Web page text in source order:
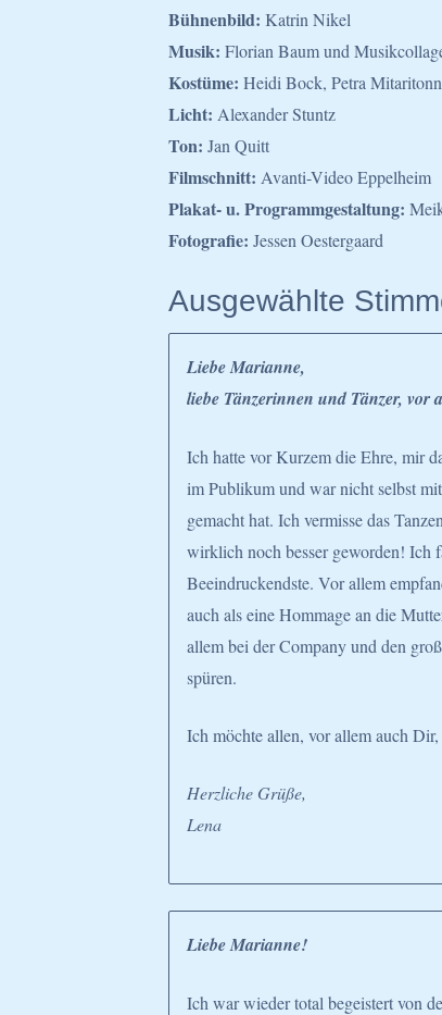
Bühnenbild: Katrin Nikel
Musik: Florian Baum und
Kostüme: Heidi Bock, Petra
Licht: Alexander Stuntz
Ton: Jan Quitt
Filmschnitt: Avanti-Video Eppelheim
Plakat- u. Programmgestaltung:
Fotografie: Jessen Oestergaard
Ausgewählte
Liebe Marianne,
liebe Tänzerinnen und Tänzer, vor
Ich hatte vor Kurzem die Ehre, mir
im Publikum und war nicht selbst
gemacht hat. Ich vermisse das
wirklich noch besser geworden! Ich
Beeindruckendste. Vor allem
auch als eine Hommage an die
allem bei der Company und den
spüren.
Ich möchte allen, vor allem auch
Herzliche Grüße,
Lena
Liebe Marianne!
Ich war wieder total begeistert von